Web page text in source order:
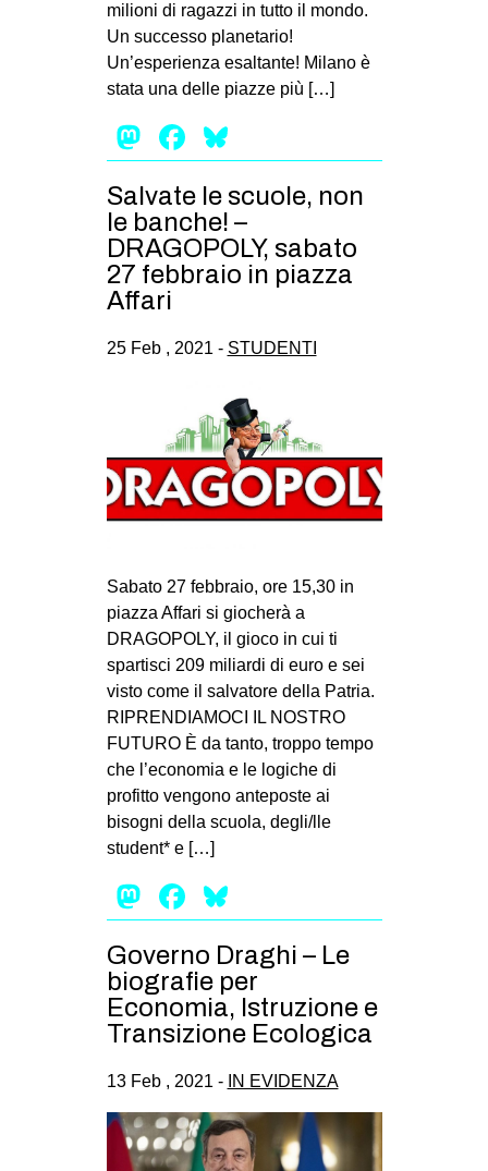
milioni di ragazzi in tutto il mondo.
Un successo planetario!
Un’esperienza esaltante! Milano è
stata una delle piazze più […]
Mastodon
Facebook
Salvate le scuole, non
le banche! –
DRAGOPOLY, sabato
27 febbraio in piazza
Affari
25 Feb , 2021 - STUDENTI
Sabato 27 febbraio, ore 15,30 in
piazza Affari si giocherà a
DRAGOPOLY, il gioco in cui ti
spartisci 209 miliardi di euro e sei
visto come il salvatore della Patria.
RIPRENDIAMOCI IL NOSTRO
FUTURO È da tanto, troppo tempo
che l’economia e le logiche di
profitto vengono anteposte ai
bisogni della scuola, degli/lle
student* e […]
Mastodon
Facebook
Governo Draghi – Le
biografie per
Economia, Istruzione e
Transizione Ecologica
13 Feb , 2021 - IN EVIDENZA